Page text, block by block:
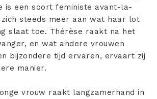
is een soort feministe avant-la-
steeds meer aan wat haar lot
slaat toe. Thérèse raakt na het
en wat andere vrouwen
bijzondere tijd ervaren, ervaart zij
manier.
vrouw raakt langzamerhand in